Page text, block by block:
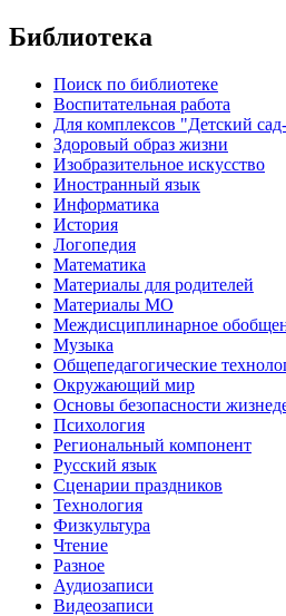
Библиотека
Поиск по библиотеке
Воспитательная работа
Для комплексов "Детский
Здоровый образ жизни
Изобразительное искусство
Иностранный язык
Информатика
История
Логопедия
Математика
Материалы для родителей
Материалы МО
Междисциплинарное
Музыка
Общепедагогические
Окружающий мир
Основы безопасности
Психология
Региональный компонент
Русский язык
Сценарии праздников
Технология
Физкультура
Чтение
Разное
Аудиозаписи
Видеозаписи